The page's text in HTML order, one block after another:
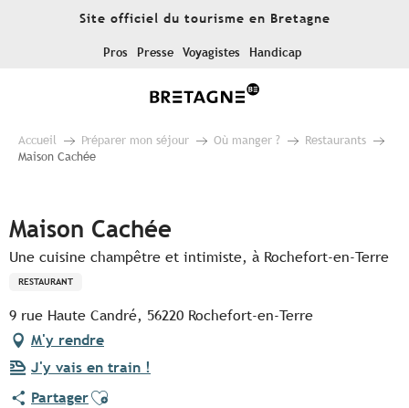
Site officiel du tourisme en Bretagne
Pros Presse Voyagistes Handicap
Accueil Préparer mon séjour Où manger ?
Restaurants
Maison Cachée
Maison Cachée
Une cuisine champêtre et intimiste, à Rochefort-en-Terre
RESTAURANT
9 rue Haute Candré, 56220 Rochefort-en-Terre
M'y rendre
J'y vais en train !
PartagerAjouter aux favoris